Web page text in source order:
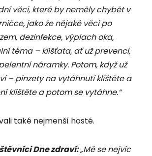
věci, které by neměly chybět v
jako že nějaké věci po
dezinfekce, výplach oka,
téma – klíšťata, ať už prevenci,
náramky. Potom, když už
– pinzety na vytáhnutí klíštěte a
klíštěte a potom se vytáhne.“
také nejmenší hosté.
Dne zdraví:„Mě se nejvíc